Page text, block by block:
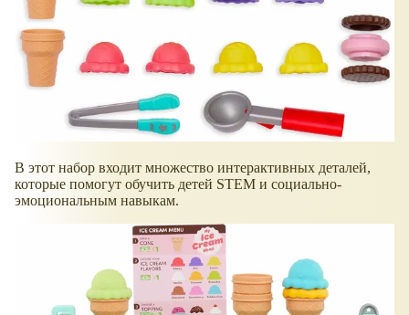
В этот набор входит множество интерактивных деталей,
которые помогут обучить детей STEM и социально-
эмоциональным навыкам.